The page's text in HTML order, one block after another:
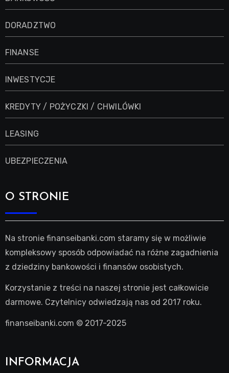
DORADZTWO
FINANSE
INWESTYCJE
KREDYTY / POŻYCZKI / CHWILÓWKI
LEASING
UBEZPIECZENIA
O STRONIE
Na stronie finanseibanki.com staramy się w możliwie
kompleksowy sposób odpowiadać na różne zagadnienia
z dziedziny bankowości i finansów osobistych.
Korzystanie z treści na naszej stronie jest całkowicie
darmowe. Czytelnicy odwiedzają nas od 2017 roku.
finanseibanki.com © 2017-2025
INFORMACJA